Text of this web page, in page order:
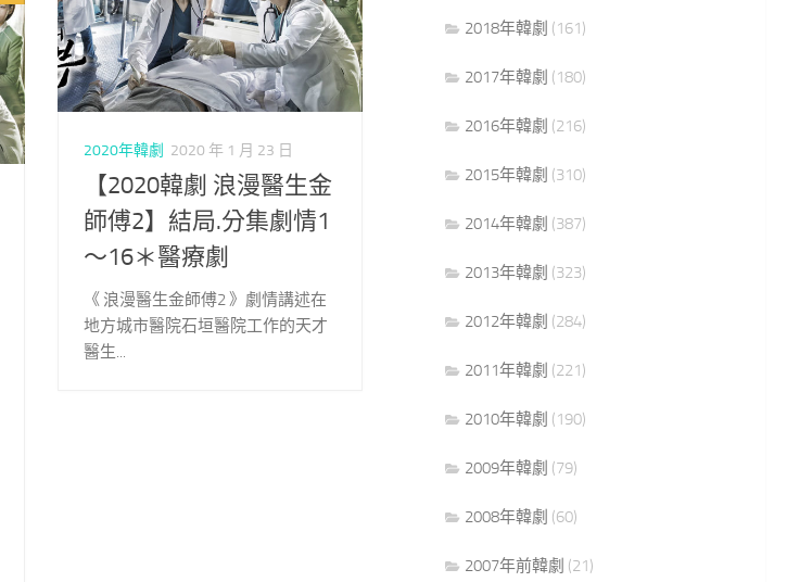
2020年韓劇 2020 年 1 月 23 日
【2020韓劇 浪漫醫生金
師傅2】結局.分集劇情1
～16＊醫療劇
《 浪漫醫生金師傅2 》劇情講述在
地方城市醫院石垣醫院工作的天才
醫生...
2018年韓劇 (161)
2017年韓劇 (180)
2016年韓劇 (216)
2015年韓劇 (310)
2014年韓劇 (387)
2013年韓劇 (323)
2012年韓劇 (284)
2011年韓劇 (221)
2010年韓劇 (190)
2009年韓劇 (79)
2008年韓劇 (60)
2007年前韓劇 (21)